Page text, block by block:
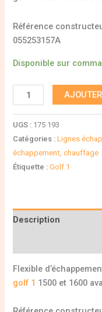
Référence
055253157A
Disponible sur
UGS : 175 193
Catégories :Lignes
échappement, chauffage
Étiquette :Golf 1
Description
Flexible
golf 1 1500 et 1600